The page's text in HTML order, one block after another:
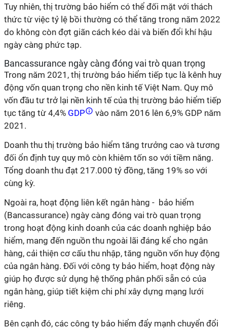
Tuy nhiên, thị trường bảo hiểm có thể đối mặt với thách
thức từ việc tỷ lệ bồi thường có thể tăng trong năm 2022
do không còn đợt giãn cách kéo dài và biến đổi khí hậu
ngày càng phức tạp.
Bancassurance ngày càng đóng vai trò quan trọng
Trong năm 2021, thị trường bảo hiểm tiếp tục là kênh huy
động vốn quan trọng cho nền kinh tế Việt Nam. Quy mô
vốn đầu tư trở lại nền kinh tế của thị trường bảo hiểm tiếp
tục tăng từ 4,4% GDP
vào năm 2016 lên 6,9% GDP năm
2021.
Doanh thu thị trường bảo hiểm tăng trưởng cao và tương
đối ổn định tuy quy mô còn khiêm tốn so với tiềm năng.
Tổng doanh thu đạt 217.000 tỷ đồng, tăng 19% so với
cùng kỳ.
Ngoài ra, hoạt động liên kết ngân hàng - bảo hiểm
(Bancassurance) ngày càng đóng vai trò quan trọng
trong hoạt động kinh doanh của các doanh nghiệp bảo
hiểm, mang đến nguồn thu ngoài lãi đáng kể cho ngân
hàng, cải thiện cơ cấu thu nhập, tăng nguồn vốn huy động
của ngân hàng. Đối với công ty bảo hiểm, hoạt động này
giúp họ được sử dụng hệ thống phân phối sẵn có của
ngân hàng, giúp tiết kiệm chi phí xây dựng mạng lưới
riêng.
Bên cạnh đó, các công ty bảo hiểm đẩy mạnh chuyển đổi